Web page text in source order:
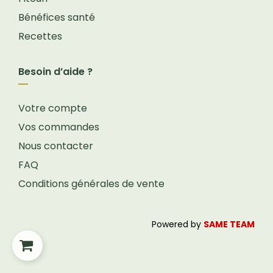
Bénéfices santé
Recettes
Besoin d’aide ?
Votre compte
Vos commandes
Nous contacter
FAQ
Conditions générales de vente
Powered by SAME TEAM